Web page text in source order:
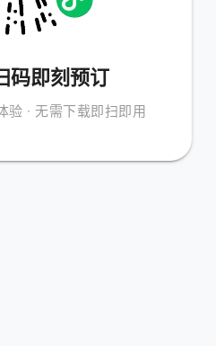
码即刻预订
验 · 无需下载即扫即用